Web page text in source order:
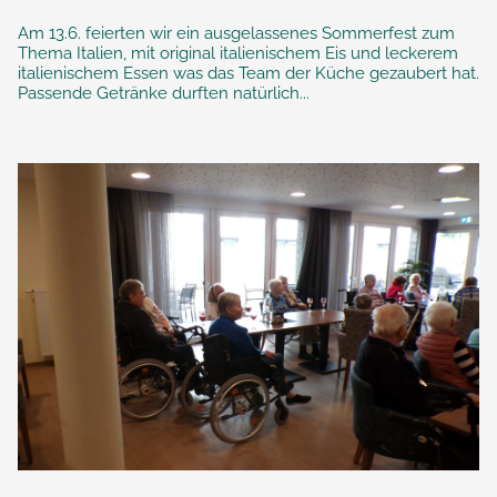
Am 13.6. feierten wir ein ausgelassenes Sommerfest zum
Thema Italien, mit original italienischem Eis und leckerem
italienischem Essen was das Team der Küche gezaubert hat.
Passende Getränke durften natürlich...